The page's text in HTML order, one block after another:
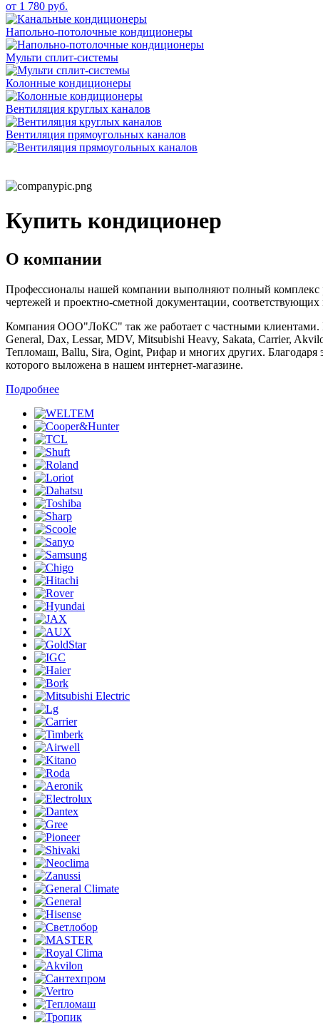
от 1 780 руб.
Напольно-потолочные кондиционеры
Мульти сплит-системы
Колонные кондиционеры
Вентиляция круглых каналов
Вентиляция прямоугольных каналов
Купить кондиционер
О компании
Профессионалы нашей компании выполняют полный комплекс
чертежей и проектно-сметной документации,
Компания ООО"ЛоКС" так же работает с частными клиентами.
General, Dax, Lessar, MDV, Mitsubishi Heavy, Sakata, Carrier,
Тепломаш, Ballu, Sira, Ogint, Рифар и многих других.
которого выложена в нашем интернет-магазине.
Подробнее